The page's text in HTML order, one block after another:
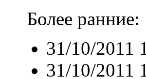
Более ранние:
31/10/2011
31/10/2011